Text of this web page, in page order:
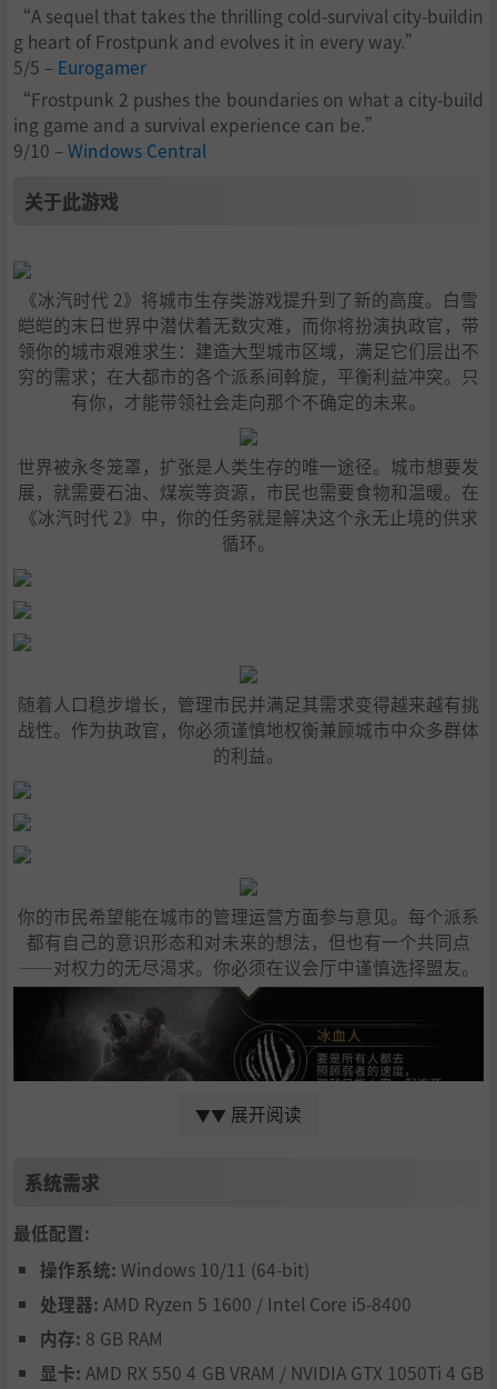
“A sequel that takes the thrilling cold-survival city-buildin
g heart of Frostpunk and evolves it in every way.”
5/5 – Eurogamer
“Frostpunk 2 pushes the boundaries on what a city-build
ing game and a survival experience can be.”
9/10 –Windows Central
关于此游戏
《冰汽时代 2》将城市生存类游戏提升到了新的高度。白雪
皑皑的末日世界中潜伏着无数灾难，而你将扮演执政官，带
领你的城市艰难求生：建造大型城市区域，满足它们层出不
穷的需求；在大都市的各个派系间斡旋，平衡利益冲突。只
有你，才能带领社会走向那个不确定的未来。
世界被永冬笼罩，扩张是人类生存的唯一途径。城市想要发
展，就需要石油、煤炭等资源，市民也需要食物和温暖。在
《冰汽时代 2》中，你的任务就是解决这个永无止境的供求
循环。
随着人口稳步增长，管理市民并满足其需求变得越来越有挑
战性。作为执政官，你必须谨慎地权衡兼顾城市中众多群体
的利益。
你的市民希望能在城市的管理运营方面参与意见。每个派系
都有自己的意识形态和对未来的想法，但也有一个共同点
——对权力的无尽渴求。你必须在议会厅中谨慎选择盟友。
在新研究课题与热能相关法规支持下，于城市中分配热能
时，你需要做出艰难的生死抉择。利用带详细温度分布的热
能管理系统，选定最需供暖的城区。
▼▼ 展开阅读
系统需求
最低配置:
操作系统: Windows 10/11 (64-bit)
处理器: AMD Ryzen 5 1600 / Intel Core i5-8400
内存: 8 GB RAM
显卡: AMD RX 550 4 GB VRAM / NVIDIA GTX 1050Ti 4 GB